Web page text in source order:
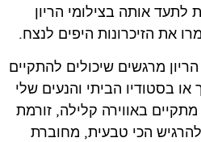
לתעד אותה בצילומי הריון
את הזיכרונות היפים לנצח.
מרגשים שיכולים להתקיים
בסטודיו הביתי והנעים שלי
באווירה קלילה, זורמת
הכי טבעית, מחוברת